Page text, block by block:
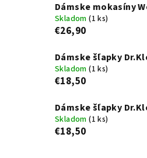
Dámske mokasíny
Skladom(1 ks)
€26,90
Dámske šľapky
Skladom(1 ks)
€18,50
Dámske šľapky
Skladom(1 ks)
€18,50